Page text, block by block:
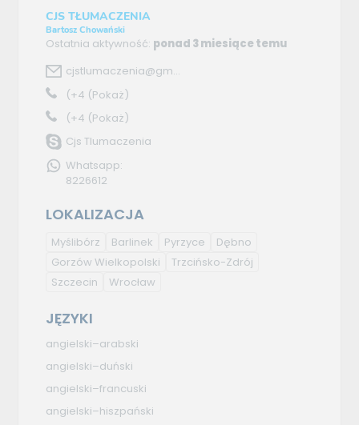
CJS TŁUMACZENIA
Bartosz Chowański
Ostatnia aktywność: ponad 3 miesiące temu
cjstlumaczenia@gm...
(+4 (Pokaż)
(+4 (Pokaż)
Cjs Tlumaczenia
Whatsapp:
8226612
LOKALIZACJA
Myślibórz Barlinek Pyrzyce
Dębno
Gorzów Wielkopolski
Trzcińsko-Zdrój
Szczecin
Wrocław
JĘZYKI
angielski–arabski
angielski–duński
angielski–francuski
angielski–hiszpański